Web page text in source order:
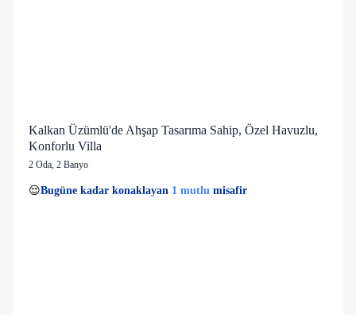
Kalkan Üzümlü'de Ahşap Tasarıma Sahip, Özel Havuzlu,
Konforlu Villa
2 Oda, 2 Banyo
👀Son 1 saatte28 kişigörüntüledi